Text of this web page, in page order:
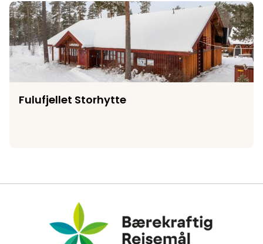
Fulufjellet Storhytte
Fulufjellet Storhytte
Bærekraftig Reisemål